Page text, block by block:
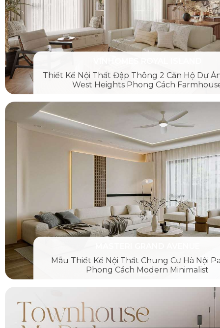
Thiết Kế Nội Thất Đập Thông 2 Căn Hộ Dự
West Heights Phong Cách
Mẫu Thiết Kế Nội Thất Chung Cư Hà Nội
Phong Cách Modern Minimalist